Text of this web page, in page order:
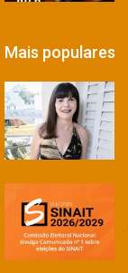
Mais populares